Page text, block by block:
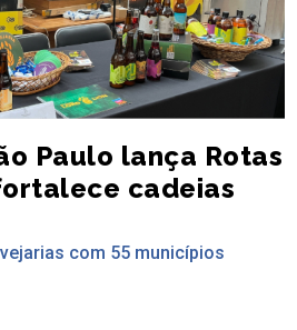
Paulo lança Rotas
cadeias
com 55 municípios